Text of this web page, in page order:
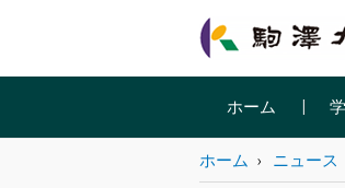
ホーム
ホーム ニュース